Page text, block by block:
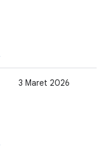
3 Maret 2026